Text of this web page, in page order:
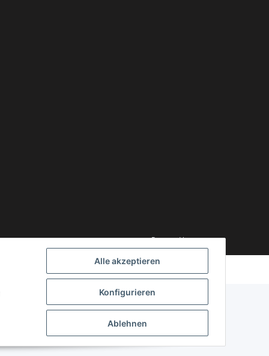
Alle akzeptieren
Konfigurieren
Ablehnen
Powered byJTL-Shop